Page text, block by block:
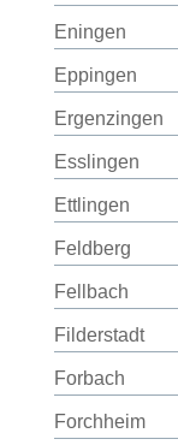
Eningen
Eppingen
Ergenzingen
Esslingen
Ettlingen
Feldberg
Fellbach
Filderstadt
Forbach
Forchheim